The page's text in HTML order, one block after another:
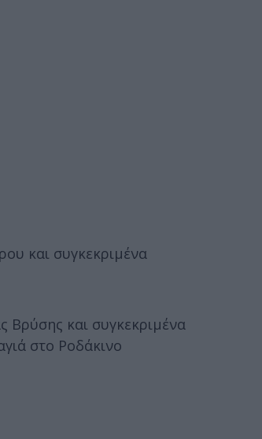
και συγκεκριμένα
Βρύσης και συγκεκριμένα
στο Ροδάκινο